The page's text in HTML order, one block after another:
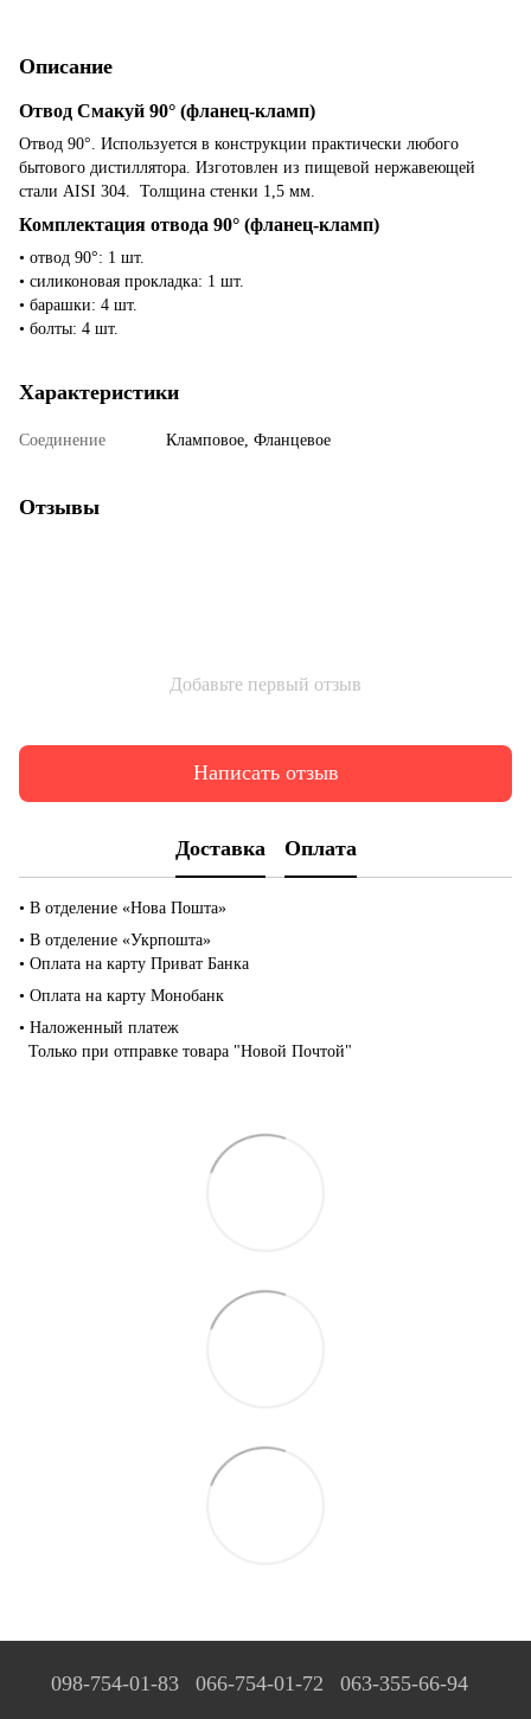
Описание
Отвод Смакуй 90° (фланец-кламп)
Отвод 90°. Используется в конструкции практически любого
бытового дистиллятора. Изготовлен из пищевой нержавеющей
стали AISI 304. Толщина стенки 1,5 мм.
Комплектация отвода 90° (фланец-кламп)
• отвод 90°: 1 шт.
• силиконовая прокладка: 1 шт.
• барашки: 4 шт.
• болты: 4 шт.
Характеристики
Соединение Кламповое, Фланцевое
Отзывы
Добавьте первый отзыв
Написать отзыв
Доставка Оплата
• В отделение «Нова Пошта»
• В отделение «Укрпошта»
• Оплата на карту Приват Банка
• Оплата на карту Монобанк
• Наложенный платеж
Только при отправке товара "Новой Почтой"
098-754-01-83 066-754-01-72 063-355-66-94